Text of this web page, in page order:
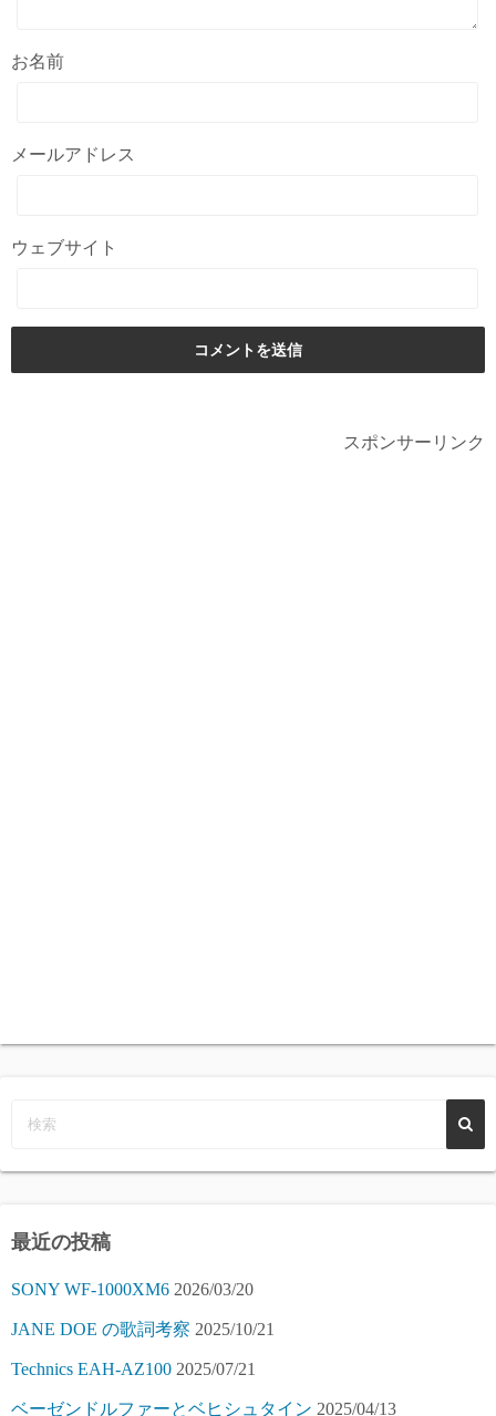
お名前
メールアドレス
ウェブサイト
スポンサーリンク
最近の投稿
SONY WF-1000XM6 2026/03/20
JANE DOE の歌詞考察 2025/10/21
Technics EAH-AZ100 2025/07/21
ベーゼンドルファーとベヒシュタイン 2025/04/13